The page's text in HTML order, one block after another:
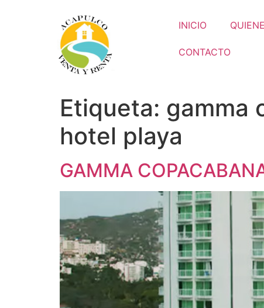
INICIO
CONTACTO
Etiqueta: gamma
hotel playa
GAMMA